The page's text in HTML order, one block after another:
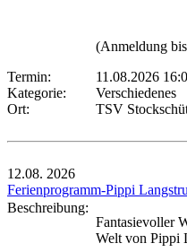
(Anmeldung
Termin:
11.08.2026
Kategorie:
Verschiedenes
Ort:
TSV
12.08. 2026
Ferienprogramm-Pippi
Beschreibung:
Fantasievoller
Welt von Pippi